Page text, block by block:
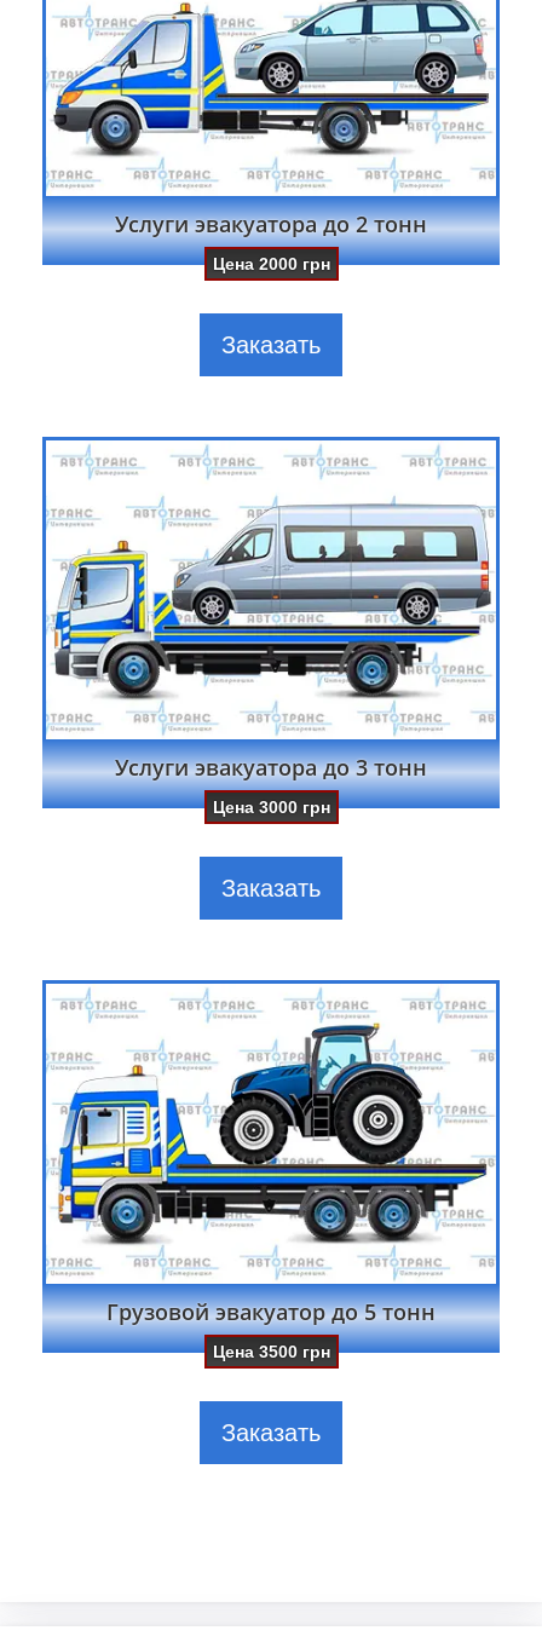
Услуги эвакуатора до 2 тонн
Цена2000 грн
Заказать
Услуги эвакуатора до 3 тонн
Цена3000 грн
Заказать
Грузовой эвакуатор до 5 тонн
Цена3500 грн
Заказать